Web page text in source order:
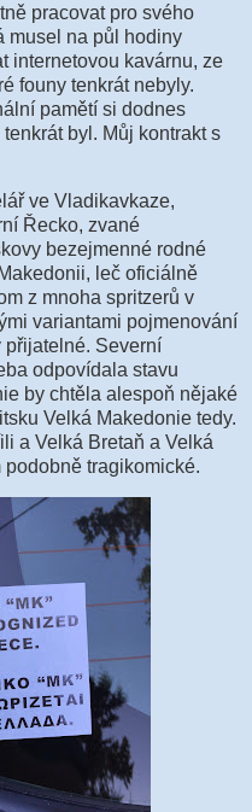
pracovat pro svého
musel na půl hodiny
internetovou kavárnu, ze
founy tenkrát nebyly.
pamětí si dodnes
byl. Můj kontrakt s
ve Vladikavkaze,
Řecko, zvané
bezejmenné rodné
leč oficiálně
z mnoha spritzerů v
variantami pojmenování
přijatelné. Severní
odpovídala stavu
by chtěla alespoň nějaké
Velká Makedonie tedy.
a Velká Bretaň a Velká
tragikomické.